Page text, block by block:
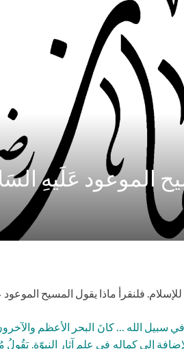
الموعود عَلَيهِ
فلنقرأ ماذا يقول المسيح الموعود
في سبيل الله … كانَ البحر الأعظم